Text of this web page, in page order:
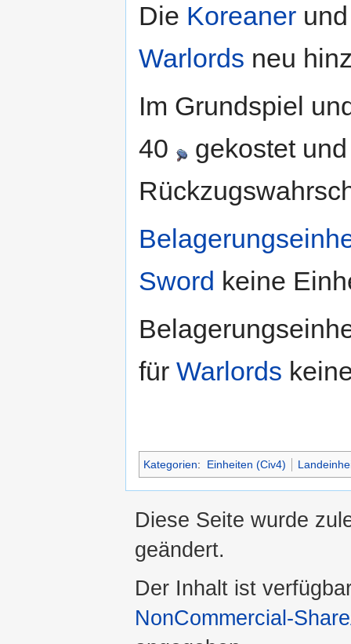
Die Koreaner
Warlords neu
Im Grundspiel
40
gekostet
Sword keine
für Warlords
Kategorien: Einheiten (Civ4)
Diese Seite wurde
geändert.
Der Inhalt ist
NonCommercial-